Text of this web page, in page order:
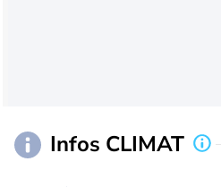
Infos CLIMAT